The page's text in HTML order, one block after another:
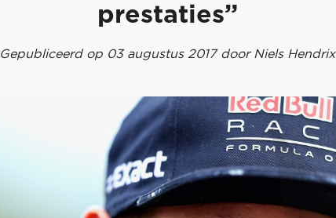
prestaties”
Gepubliceerd op 03 augustus 2017 door Niels Hendrix